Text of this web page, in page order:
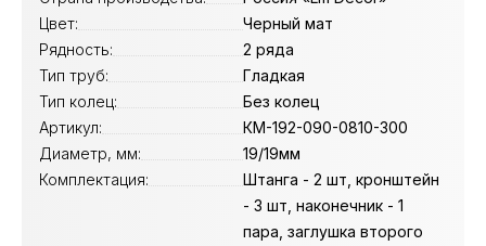
Цвет:
Черный мат
Рядность:
2 ряда
Тип труб:
Гладкая
Тип колец:
Без колец
Артикул:
КМ-192-090-0810-300
Диаметр, мм:
19/19мм
Комплектация:
Штанга - 2 шт, кронштейн
- 3 шт, наконечник - 1
пара, заглушка второго